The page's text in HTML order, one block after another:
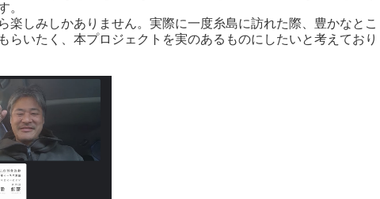
。
楽しみしかありません。実際に一度糸島に訪れた際、豊かなとこ
らいたく、本プロジェクトを実のあるものにしたいと考えており